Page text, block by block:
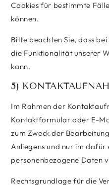
Cookies für bestimmte
können.
Bitte beachten Sie, dass
die Funktionalität unserer
kann.
5)
Im Rahmen der
Kontaktformular oder E-
zum Zweck der
Anliegens und nur im
personenbezogene Daten
Rechtsgrundlage für die